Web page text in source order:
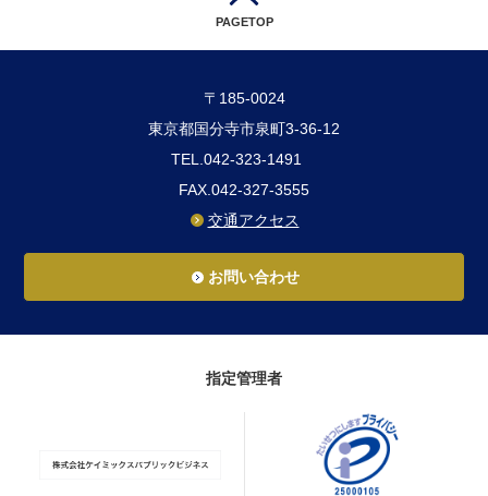
PAGETOP
〒185-0024
東京都国分寺市泉町3-36-12
TEL.042-323-1491
FAX.042-327-3555
交通アクセス
お問い合わせ
指定管理者